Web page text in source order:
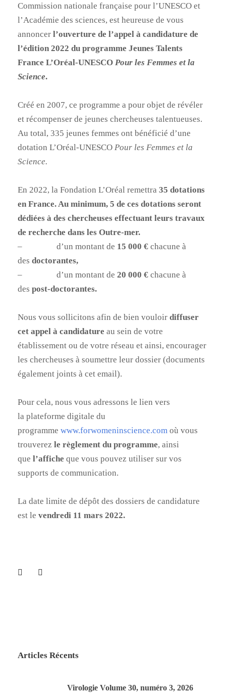
Commission nationale française pour l’UNESCO et
l’Académie des sciences, est heureuse de vous
annoncer l’ouverture de l’appel à candidature de
l’édition 2022 du programme Jeunes Talents
France L’Oréal-UNESCO Pour les Femmes et la
Science.
Créé en 2007, ce programme a pour objet de révéler
et récompenser de jeunes chercheuses talentueuses.
Au total, 335 jeunes femmes ont bénéficié d’une
dotation L’Oréal-UNESCO Pour les Femmes et la
Science.
En 2022, la Fondation L’Oréal remettra 35 dotations
en France. Au minimum, 5 de ces dotations seront
dédiées à des chercheuses effectuant leurs travaux
de recherche dans les Outre-mer.
–
d’un montant de 15 000 € chacune à
des doctorantes,
–
d’un montant de 20 000 € chacune à
des post-doctorantes.
Nous vous sollicitons afin de bien vouloir diffuser
cet appel à candidature au sein de votre
établissement ou de votre réseau et ainsi, encourager
les chercheuses à soumettre leur dossier (documents
également joints à cet email).
Pour cela, nous vous adressons le lien vers
la plateforme digitale du
programme www.forwomeninscience.com où vous
trouverez le règlement du programme, ainsi
que l’affiche que vous pouvez utiliser sur vos
supports de communication.
La date limite de dépôt des dossiers de candidature
est le vendredi 11 mars 2022.
Articles Récents
Virologie Volume 30, numéro 3, 2026